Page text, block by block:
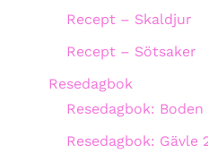
Recept – Skaldjur
Recept – Sötsaker
Resedagbok
Resedagbok: Boden
Resedagbok: Gävle